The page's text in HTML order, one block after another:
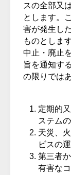
スの全部又
とします。
害が発生し
ものとしま
中止・廃止
旨を通知す
の限りでは
定期的
ステム
天災、
ビスの
第三者
有害な